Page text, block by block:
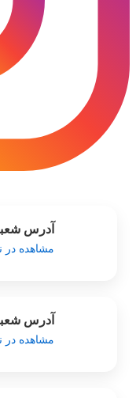
آدرس شعبه 1
مشاهده در
آدرس شعبه
مشاهده در